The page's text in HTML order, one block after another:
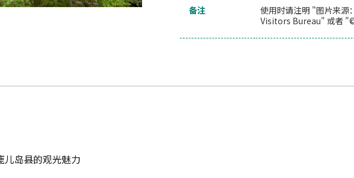
备注
使用时请注明 "图片来
Visitors Bureau" 或者
儿岛县的观光魅力